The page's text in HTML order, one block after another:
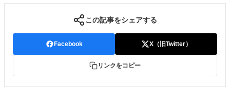
この記事をシェアする
Facebook X（旧Twitter）
リンクをコピー